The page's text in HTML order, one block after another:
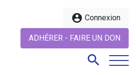
account_circle Connexion
ADHÉRER - FAIRE UN DON
search